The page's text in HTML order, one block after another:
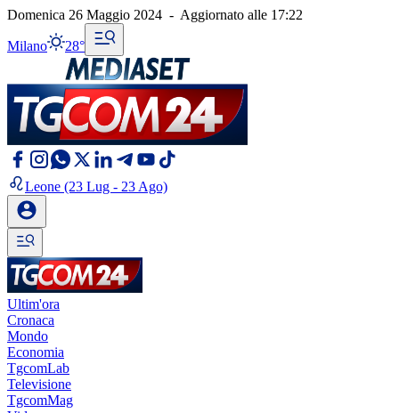
Domenica 26 Maggio 2024 - Aggiornato alle 17:22
Milano 28°
Leone (23 Lug - 23 Ago)
Ultim'ora
Cronaca
Mondo
Economia
TgcomLab
Televisione
TgcomMag